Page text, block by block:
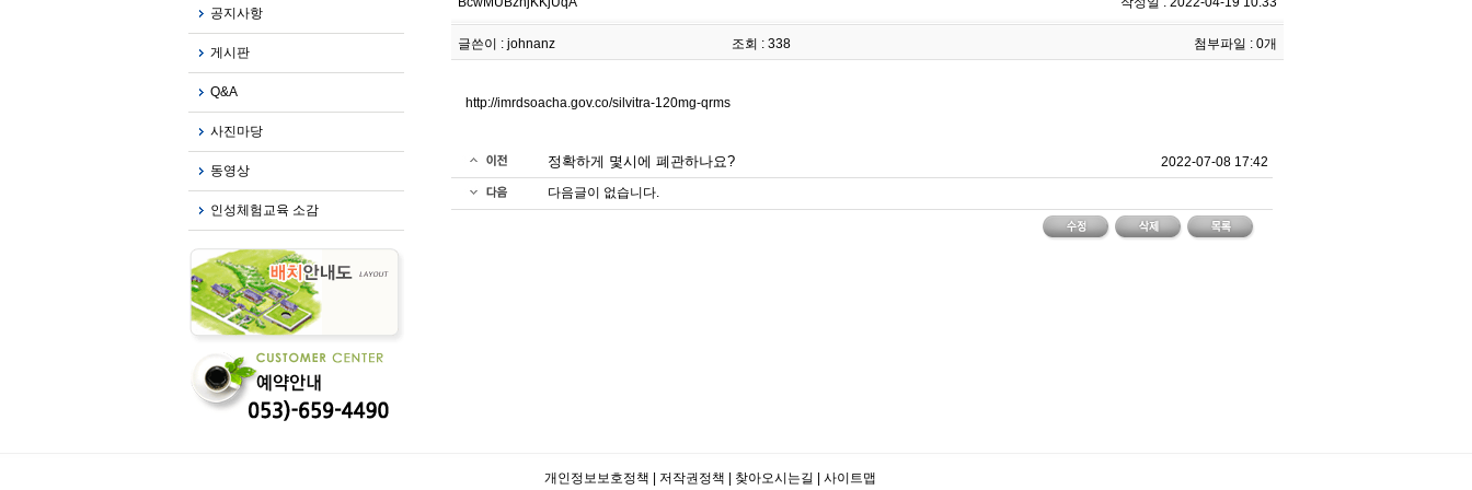
공지사항
게시판
Q&A
사진마당
동영상
인성체험교육 소감
글쓴이 : johnanz 조회 : 338 첨부파일 : 0개
http://imrdsoacha.gov.co/silvitra-120mg-qrms
정확하게 몇시에 폐관하나요?
2022-07-08 17:42
다음글이 없습니다.
개인정보보호정책 저작권정책 찾아오시는길 사이트맵